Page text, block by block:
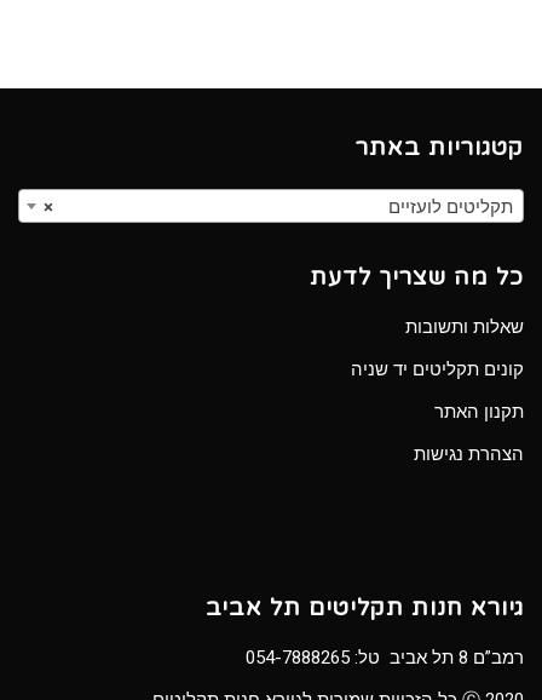
קטגוריות באתר
× תקליטים לועזיים
כל מה שצריך לדעת
שאלות ותשובות
קונים תקליטים יד שניה
תקנון האתר
הצהרת נגישות
גיורא חנות תקליטים תל אביב
רמב”ם 8 תל אביב טל:
054-7888265